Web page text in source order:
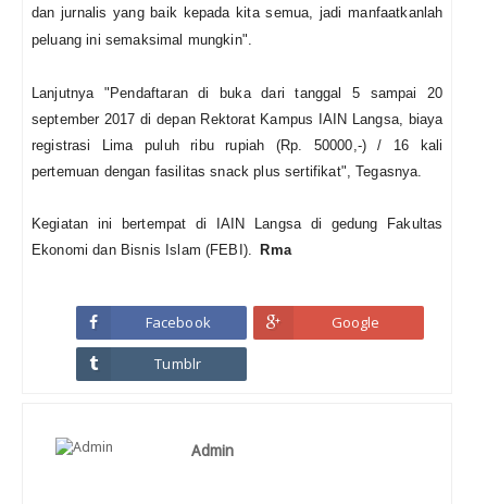
dan jurnalis yang baik kepada kita semua, jadi manfaatkanlah
peluang ini semaksimal mungkin".
Lanjutnya "Pendaftaran di buka dari tanggal 5 sampai 20
september 2017 di depan Rektorat Kampus IAIN Langsa, biaya
registrasi Lima puluh ribu rupiah (Rp. 50000,-) / 16 kali
pertemuan dengan fasilitas snack plus sertifikat", Tegasnya.
Kegiatan ini bertempat di IAIN Langsa di gedung Fakultas
Ekonomi dan Bisnis Islam (FEBI).
Rma
Facebook Google
Tumblr
Admin